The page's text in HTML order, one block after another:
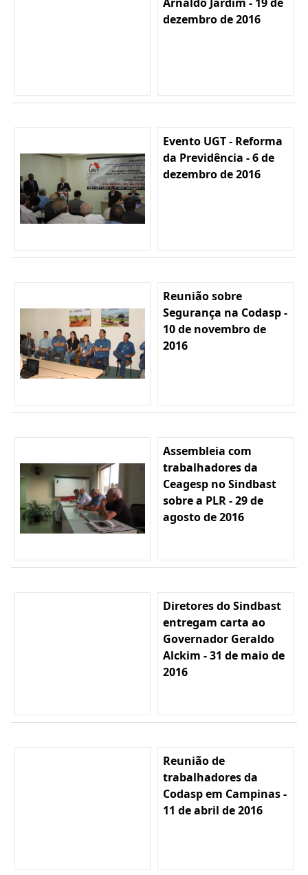
dezembro de 2016
Evento UGT - Reforma
da Previdência - 6 de
dezembro de 2016
Reunião sobre
Segurança na Codasp -
10 de novembro de
2016
Assembleia com
trabalhadores da
Ceagesp no Sindbast
sobre a PLR - 29 de
agosto de 2016
Diretores do Sindbast
entregam carta ao
Governador Geraldo
Alckim - 31 de maio de
2016
Reunião de
trabalhadores da
Codasp em Campinas -
11 de abril de 2016